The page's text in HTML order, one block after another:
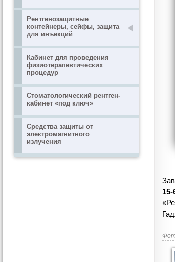
Рентгенозащитные
контейнеры, сейфы, защита
для инъекций
Кабинет для проведения
физиотерапевтических
процедур
Стоматологический рентген-
кабинет «под ключ»
Средства защиты от
электромагнитного
излучения